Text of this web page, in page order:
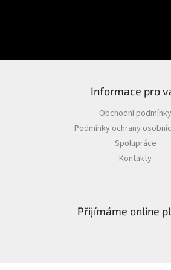
Informace pro
Obchodní podmínky
Podmínky ochrany
Spolupráce
Kontakty
Přijímáme online